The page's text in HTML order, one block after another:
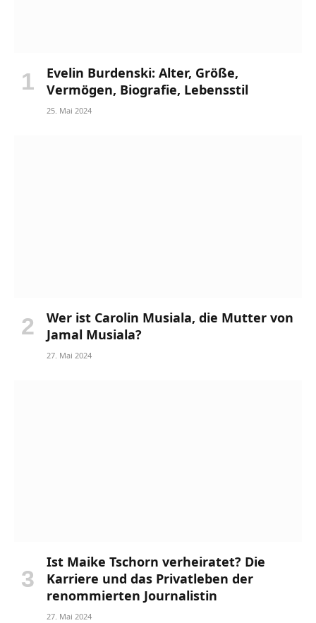
Evelin Burdenski: Alter, Größe,
Vermögen, Biografie, Lebensstil
25. Mai 2024
Wer ist Carolin Musiala, die Mutter von
Jamal Musiala?
27. Mai 2024
Ist Maike Tschorn verheiratet? Die
Karriere und das Privatleben der
renommierten Journalistin
27. Mai 2024